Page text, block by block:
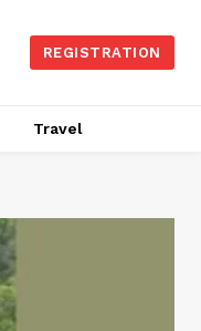
REGISTRATION
Travel